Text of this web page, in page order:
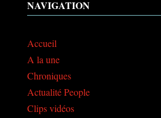
NAVIGATION
Accueil
A la une
Chroniques
Actualité People
Clips vidéos